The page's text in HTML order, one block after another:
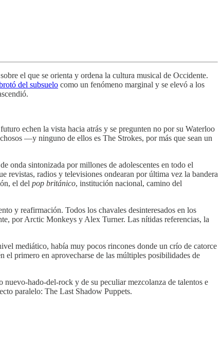
el que se orienta y ordena la cultura musical de Occidente.
del subsuelo como un fenómeno marginal y se elevó a los
echen la vista hacia atrás y se pregunten no por su Waterloo
—y ninguno de ellos es The Strokes, por más que sean un
onda sintonizada por millones de adolescentes en todo el
radios y televisiones ondearan por última vez la bandera
el del pop británico, institución nacional, camino del
y reafirmación. Todos los chavales desinteresados en los
por Arctic Monkeys y Alex Turner. Las nítidas referencias, la
mediático, había muy pocos rincones donde un crío de catorce
primero en aprovecharse de las múltiples posibilidades de
hado-del-rock y de su peculiar mezcolanza de talentos e
paralelo: The Last Shadow Puppets.